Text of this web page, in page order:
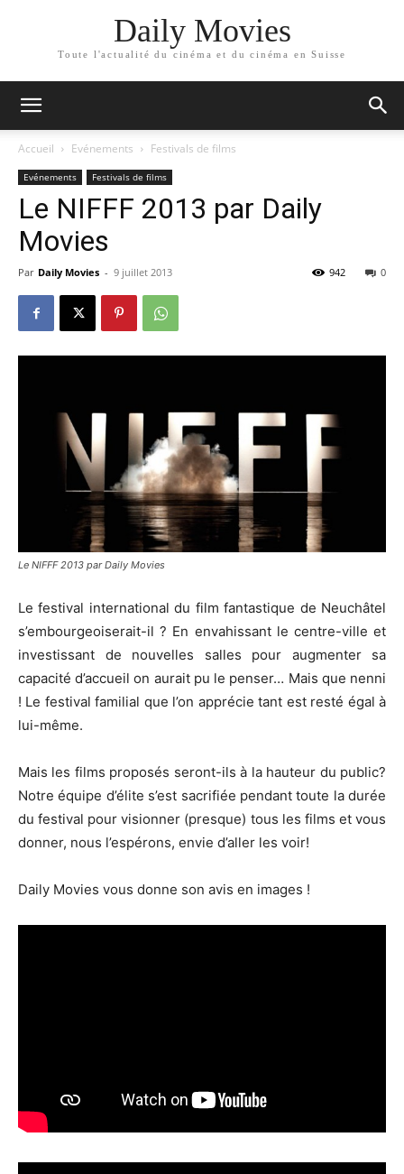
Daily Movies
Toute l'actualité du cinéma et du cinéma en Suisse
Accueil Evénements Festivals de films
Evénements Festivals de films
Le NIFFF 2013 par Daily
Movies
Par Daily Movies - 9 juillet 2013 0
942
Le NIFFF 2013 par Daily Movies
Le festival international du film fantastique de Neuchâtel
s’embourgeoiserait-il ? En envahissant le centre-ville et
investissant de nouvelles salles pour augmenter sa
capacité d’accueil on aurait pu le penser… Mais que nenni
! Le festival familial que l’on apprécie tant est resté égal à
lui-même.
Mais les films proposés seront-ils à la hauteur du public?
Notre équipe d’élite s’est sacrifiée pendant toute la durée
du festival pour visionner (presque) tous les films et vous
donner, nous l’espérons, envie d’aller les voir!
Daily Movies vous donne son avis en images !